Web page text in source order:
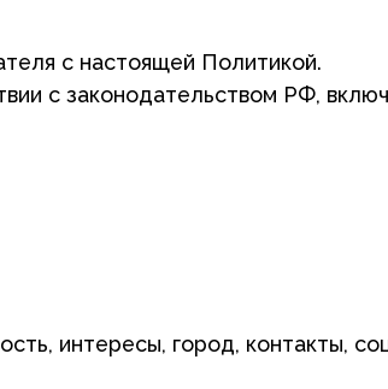
РФ, включая
город, контакты, соцсети и др.);